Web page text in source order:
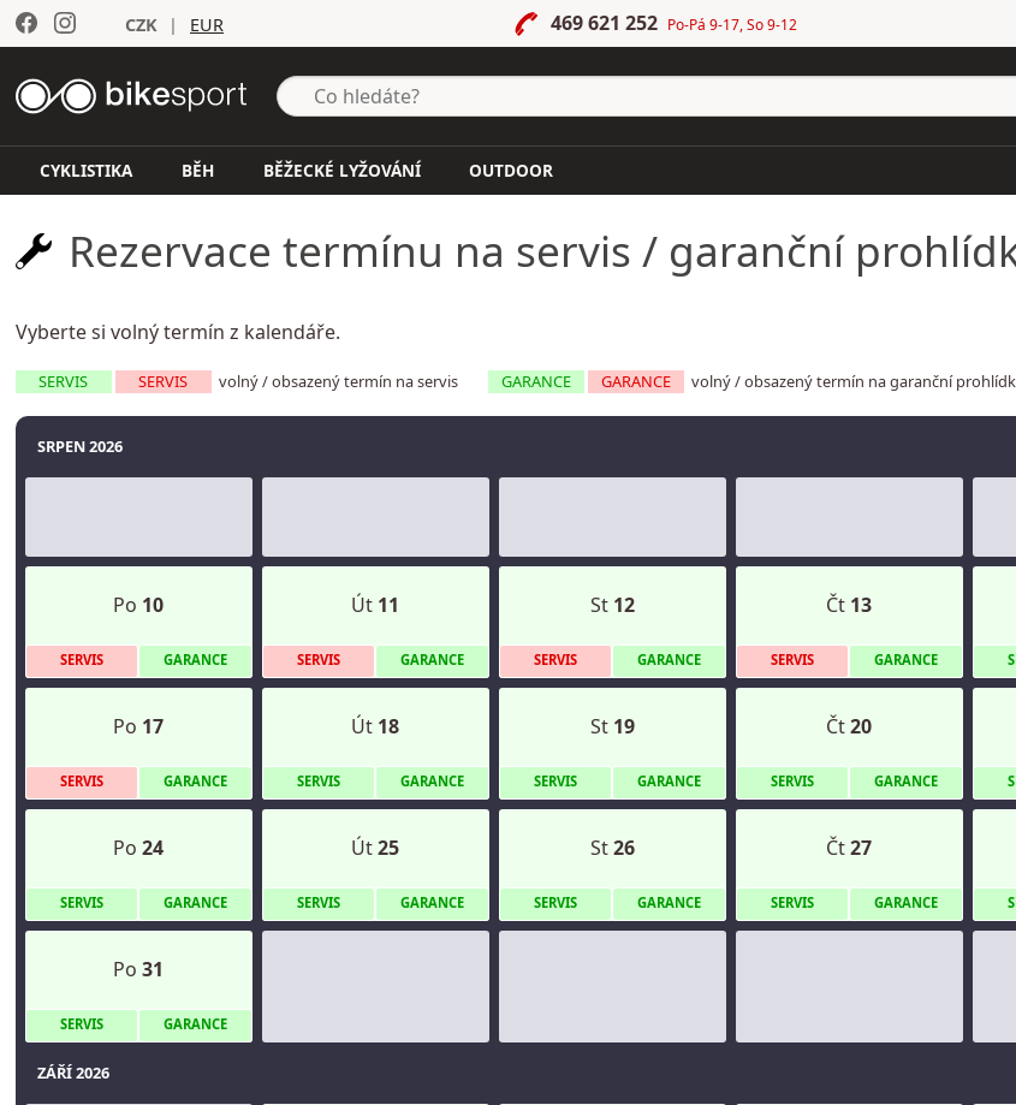
CZK | EUR 469 621 252 Po-Pá 9-17, So 9-12
CYKLISTIKA BĚH BĚŽECKÉ LYŽOVÁNÍ OUTDOOR
Rezervace termínu na servis / garanční
Vyberte si volný termín z kalendáře.
SERVIS SERVIS volný / obsazený termín na servis GARANCE GARANCE volný / obsazený termín na garanční
SRPEN 2026
Po 10
SERVIS GARANCE
Út 11
SERVIS GARANCE
St12
SERVIS GARANCE
Čt 13
SERVIS GARANCE S
Po 17
SERVIS GARANCE
Út 18
SERVIS GARANCE
St19
SERVIS GARANCE
Čt20
SERVIS GARANCE S
Po 24
SERVIS GARANCE
Út25
SERVIS GARANCE
St26
SERVIS GARANCE
Čt27
SERVIS GARANCE S
Po 31
SERVIS GARANCE
ZÁŘÍ 2026